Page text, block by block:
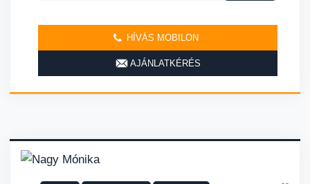
HÍVÁS MOBILON
AJÁNLATKÉRÉS